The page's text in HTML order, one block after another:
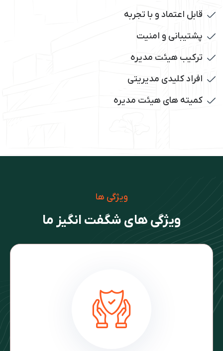
قابل اعتماد و با تجربه
پشتیبانی و امنیت
ترکیب هیئت مدیره
افراد کلیدی مدیریتی
کمیته های هیئت مدیره
ویژگی ها
ویژگی های شگفت انگیز ما